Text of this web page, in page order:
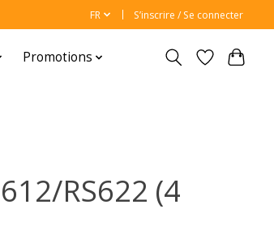
FR S’inscrire / Se connecter
Promotions
RS622 (4